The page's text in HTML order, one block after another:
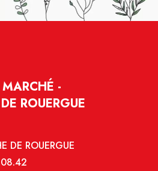
-
ROUERGUE
DE ROUERGUE